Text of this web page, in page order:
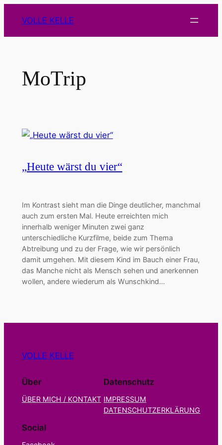
Inhalt
springen
VOLLE KELLE
MoTrip
„Heute wärst du vier“
Im Kontrast sieht man die Dinge deutlicher, manchmal
auch zum ersten Mal. Heute erreichten mich
innerhalb weniger Minuten zwei ganz
unterschiedliche Kurzfilme, beide zum Thema
Abtreibung und zu der Frage, wie wir persönlich
damit umgehen. Mit diesem Kind im Bauch einer Frau,
das Manche nicht als Mensch sehen und anerkennen
wollen, andere wiederum als Wunschkind…
VOLLE KELLE
Über
ÜBER MICH / KONTAKT
Datenschutz
IMPRESSUM
DATENSCHUTZERKLÄRUNG
Social